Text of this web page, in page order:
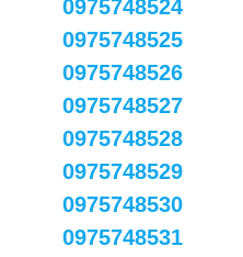
0975748524
0975748525
0975748526
0975748527
0975748528
0975748529
0975748530
0975748531